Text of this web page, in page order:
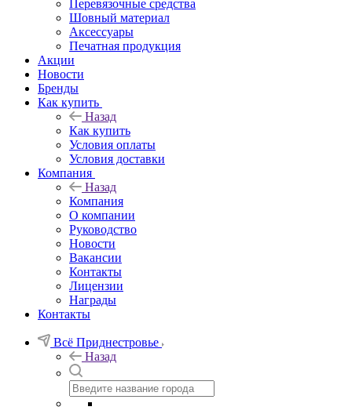
Перевязочные средства
Шовный материал
Аксессуары
Печатная продукция
Акции
Новости
Бренды
Как купить
Назад
Как купить
Условия оплаты
Условия доставки
Компания
Назад
Компания
О компании
Руководство
Новости
Вакансии
Контакты
Лицензии
Награды
Контакты
Всё Приднестровье
Назад